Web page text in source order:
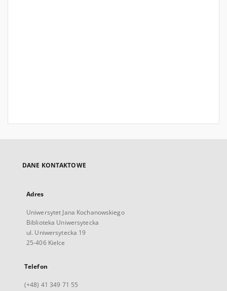
DANE KONTAKTOWE
Adres
Uniwersytet Jana Kochanowskiego
Biblioteka Uniwersytecka
ul. Uniwersytecka 19
25-406 Kielce
Telefon
(+48) 41 349 71 55